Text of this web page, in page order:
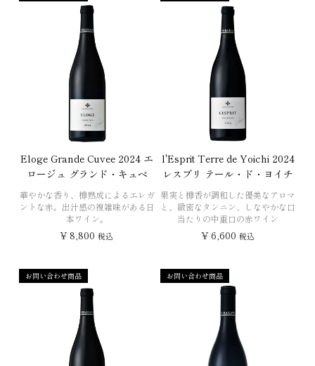
Eloge Grande Cuvee 2024 エ
ロージュ グランド・キュベ
華やかな香り、樽熟成によるエレガ
ントな赤。出汁感の複雑味がある日
本ワイン。
¥ 8,800 税込
l'Esprit Terre de Yoichi 2024
レスプリ テール・ド・ヨイチ
果実と樽香が調和した優美なアロマ
と、緻密なタンニン、しなやかな口
当たりの中重口の赤ワイン
¥ 6,600 税込
お問い合わせ商品 お問い合わせ商品